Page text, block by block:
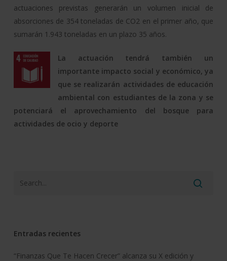
actuaciones previstas generarán un volumen inicial de
absorciones de 354 toneladas de CO2 en el primer año, que
sumarán 1.943 toneladas en un plazo 35 años.
La actuación tendrá también un
importante impacto social y económico, ya
que se realizarán actividades de educación
ambiental con estudiantes de la zona y se
potenciará el aprovechamiento del bosque para
actividades de ocio y deporte
Entradas recientes
“Finanzas Que Te Hacen Crecer” alcanza su X edición y